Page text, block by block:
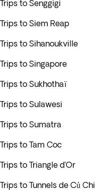
Trips to Senggigi
Trips to Siem Reap
Trips to Sihanoukville
Trips to Singapore
Trips to Sukhothaï
Trips to Sulawesi
Trips to Sumatra
Trips to Tam Coc
Trips to Triangle d’Or
Trips to Tunnels de Củ Chi